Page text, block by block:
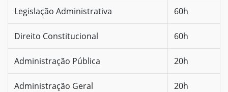
Legislação Administrativa 60h
Direito Constitucional 60h
Administração Pública 20h
Administração Geral 20h